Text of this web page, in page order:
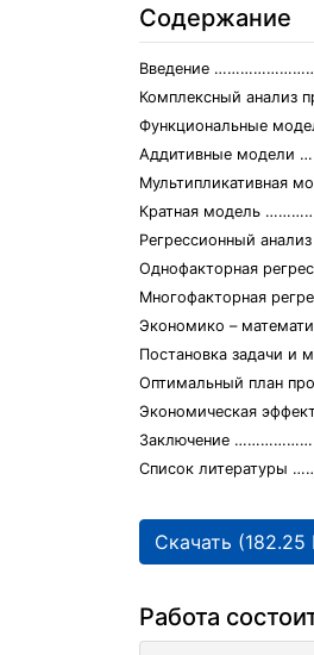
Содержание
Введение
Комплексный
Функциональные
Аддитивные
Кратная модель
Регрессионный
Однофакторная
Многофакторная
Экономико –
Постановка задачи
Оптимальный план
Экономическая
Заключение
Список
Скачать (182.25
Работа